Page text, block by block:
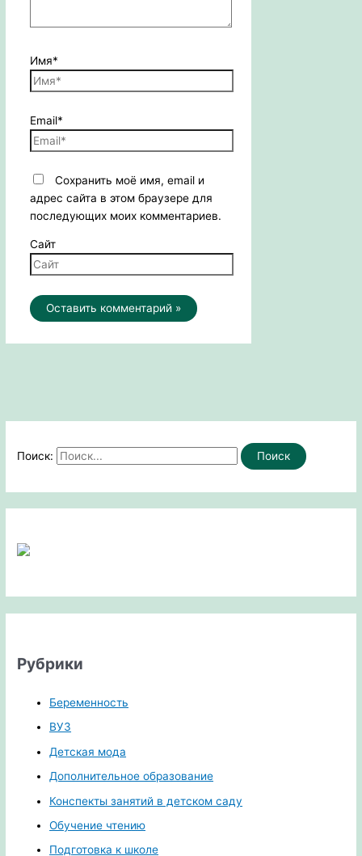
Имя*
Email*
Сохранить моё имя, email и
адрес сайта в этом браузере для
последующих моих комментариев.
Сайт
Поиск:
Рубрики
Беременность
ВУЗ
Детская мода
Дополнительное образование
Конспекты занятий в детском саду
Обучение чтению
Подготовка к школе